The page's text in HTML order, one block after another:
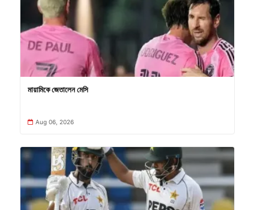
মায়ামিকে জেতালেন মেসি
Aug 06, 2026